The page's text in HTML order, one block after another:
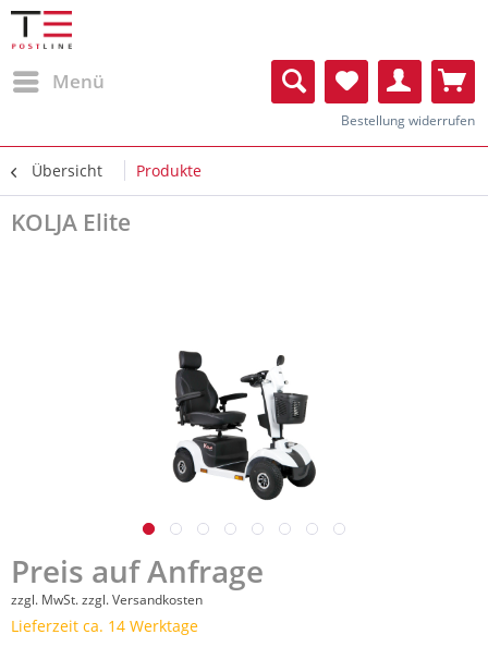
Menü
Bestellung widerrufen
Übersicht Produkte
KOLJA Elite
Preis auf Anfrage
zzgl. MwSt.zzgl. Versandkosten
Lieferzeit ca. 14 Werktage